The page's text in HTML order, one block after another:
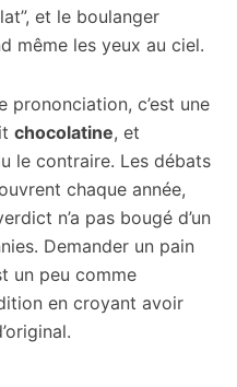
et le boulanger
même les yeux au ciel.
prononciation, c’est une
chocolatine, et
le contraire. Les débats
chaque année,
n’a pas bougé d’un
Demander un pain
un peu comme
en croyant avoir